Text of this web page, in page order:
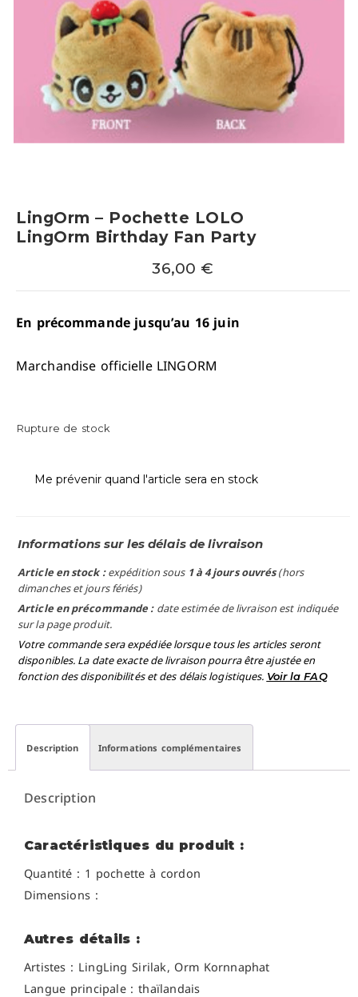
LingOrm – Pochette LOLO
LingOrm Birthday Fan Party
36,00 €
En précommande jusqu’au 16 juin
Marchandise officielle LINGORM
Rupture de stock
Me prévenir quand l'article sera en stock
Informations sur les délais de livraison
Article en stock :expédition sous 1 à 4 jours ouvrés(hors
dimanches et jours fériés)
Article en précommande : date estimée de livraison est indiquée
sur la page produit.
Votre commande sera expédiée lorsque tous les articles seront
disponibles. La date exacte de livraison pourra être ajustée en
fonction des disponibilités et des délais logistiques. Voir la FAQ
Description Informations complémentaires
Description
Caractéristiques du produit :
Quantité : 1 pochette à cordon
Dimensions :
Autres détails :
Artistes : LingLing Sirilak, Orm Kornnaphat
Langue principale : thaïlandais